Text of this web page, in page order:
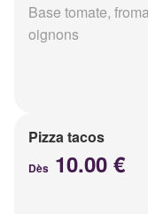
Base tomate,
oignons
Pizza tacos
Dès 10.00 €